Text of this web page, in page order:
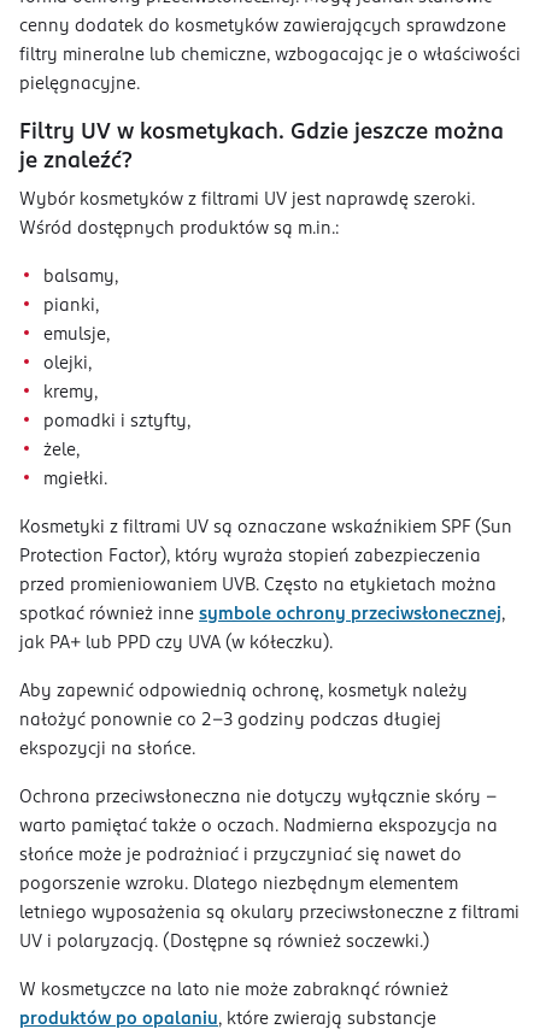
cenny dodatek do kosmetyków zawierających sprawdzone
filtry mineralne lub chemiczne, wzbogacając je o właściwości
pielęgnacyjne.
Filtry UV w kosmetykach. Gdzie jeszcze można
je znaleźć?
Wybór kosmetyków z filtrami UV jest naprawdę szeroki.
Wśród dostępnych produktów są m.in.:
balsamy,
pianki,
emulsje,
olejki,
kremy,
pomadki i sztyfty,
żele,
mgiełki.
Kosmetyki z filtrami UV są oznaczane wskaźnikiem SPF (Sun
Protection Factor), który wyraża stopień zabezpieczenia
przed promieniowaniem UVB. Często na etykietach można
spotkać również inne symbole ochrony przeciwsłonecznej,
jak PA+ lub PPD czy UVA (w kółeczku).
Aby zapewnić odpowiednią ochronę, kosmetyk należy
nałożyć ponownie co 2–3 godziny podczas długiej
ekspozycji na słońce.
Ochrona przeciwsłoneczna nie dotyczy wyłącznie skóry –
warto pamiętać także o oczach. Nadmierna ekspozycja na
słońce może je podrażniać i przyczyniać się nawet do
pogorszenie wzroku. Dlatego niezbędnym elementem
letniego wyposażenia są okulary przeciwsłoneczne z filtrami
UV i polaryzacją. (Dostępne są również soczewki.)
W kosmetyczce na lato nie może zabraknąć również
produktów po opalaniu, które zwierają substancje